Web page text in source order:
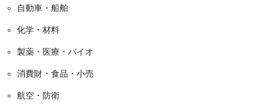
自動車・船舶
化学・材料
製薬・医療・バイオ
消費財・食品・小売
航空・防衛